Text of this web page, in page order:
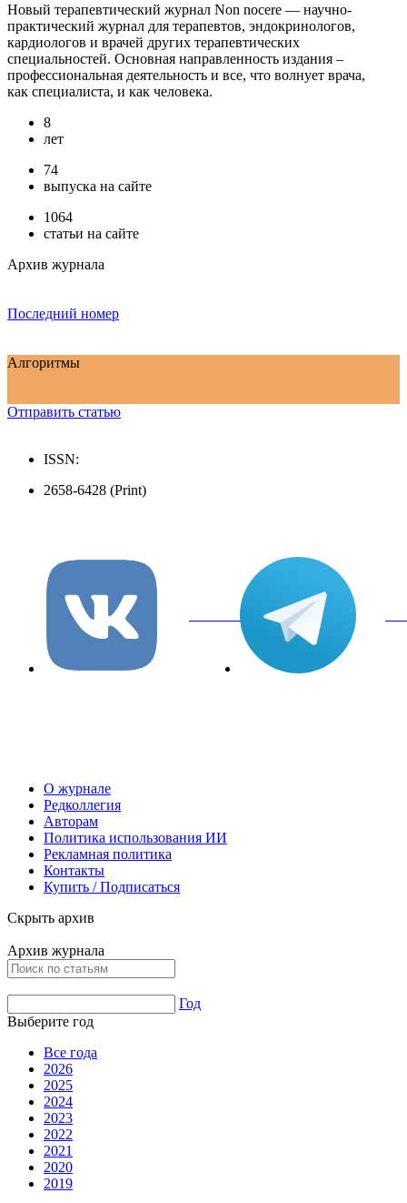
Новый терапевтический журнал Non nocere — научно-
практический журнал для терапевтов, эндокринологов,
кардиологов и врачей других терапевтических
специальностей. Основная направленность издания –
профессиональная деятельность и все, что волнует врача,
как специалиста, и как человека.
8
лет
74
выпуска на сайте
1064
статьи на сайте
Архив журнала
Последний номер
Алгоритмы
Отправить статью
ISSN:
2658-6428 (Print)
вКонтакте
О журнале
Редколлегия
Авторам
Политика использования ИИ
Рекламная политика
Контакты
Купить / Подписаться
Скрыть архив
Архив журнала
Год
Выберите год
Все года
2026
2025
2024
2023
2022
2021
2020
2019